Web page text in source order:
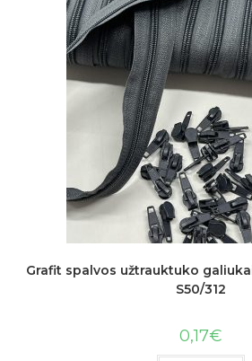
Grafit spalvos užtrauktuko
S50/312
0,17€